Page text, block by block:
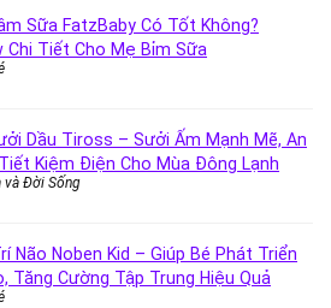
Sữa FatzBaby Có Tốt Không?
Chi Tiết Cho Mẹ Bỉm Sữa
Dầu Tiross – Sưởi Ấm Mạnh Mẽ, An
Kiệm Điện Cho Mùa Đông Lạnh
và Đời Sống
Não Noben Kid – Giúp Bé Phát Triển
Tăng Cường Tập Trung Hiệu Quả